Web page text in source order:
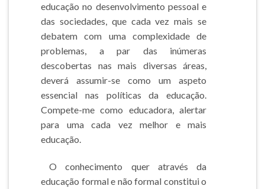
educação no desenvolvimento pessoal e
das sociedades, que cada vez mais se
debatem com uma complexidade de
problemas, a par das inúmeras
descobertas nas mais diversas áreas,
deverá assumir-se como um aspeto
essencial nas políticas da educação.
Compete-me como educadora, alertar
para uma cada vez melhor e mais
educação.
O conhecimento quer através da
educação formal e não formal constitui o